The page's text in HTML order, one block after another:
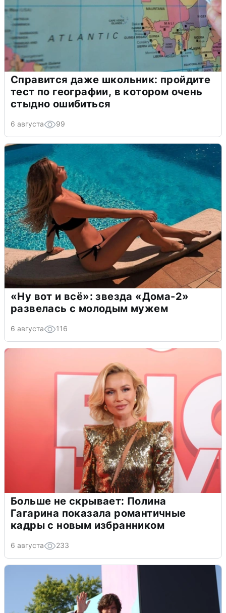
Справится даже школьник: пройдите
тест по географии, в котором очень
стыдно ошибиться
6 августа 99
«Ну вот и всё»: звезда «Дома-2»
развелась с молодым мужем
6 августа 116
Больше не скрывает: Полина
Гагарина показала романтичные
кадры с новым избранником
6 августа 233